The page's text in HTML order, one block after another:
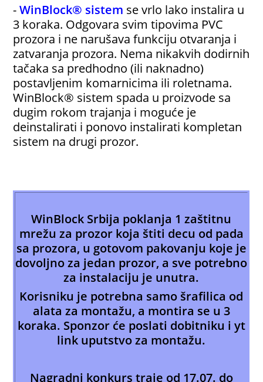
-WinBlock® sistem se vrlo lako instalira u
3 koraka. Odgovara svim tipovima PVC
prozora i ne narušava funkciju otvaranja i
zatvaranja prozora. Nema nikakvih dodirnih
tačaka sa predhodno (ili naknadno)
postavljenim komarnicima ili roletnama.
WinBlock® sistem spada u proizvode sa
dugim rokom trajanja i moguće je
deinstalirati i ponovo instalirati kompletan
sistem na drugi prozor.
WinBlock Srbija poklanja 1 zaštitnu
mrežu za prozor koja štiti decu od pada
sa prozora, u gotovom pakovanju koje je
dovoljno za jedan prozor, a sve potrebno
za instalaciju je unutra.
Korisniku je potrebna samo šrafilica od
alata za montažu, a montira se u 3
koraka. Sponzor će poslati dobitniku i yt
link uputstvo za montažu.
Nagradni konkurs traje od 17.07. do